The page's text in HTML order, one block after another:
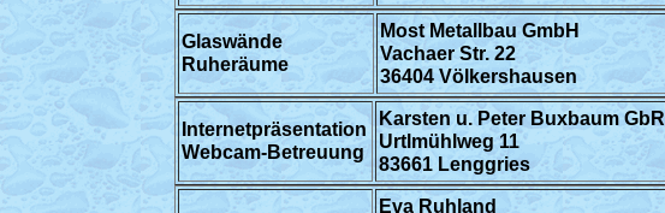
Glaswände
Ruheräume
Most Metallbau GmbH
Vachaer Str. 22
36404 Völkershausen
Internetpräsentation
Webcam-Betreuung
Karsten u. Peter Buxbaum GbR
Urtlmühlweg 11
83661 Lenggries
Eva Ruhland